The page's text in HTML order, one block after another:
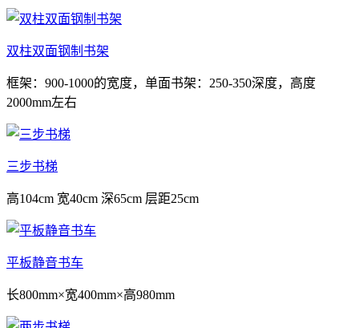
双柱双面钢制书架
框架：900-1000的宽度，单面书架：250-350深度，高度
2000mm左右
三步书梯
高104cm 宽40cm 深65cm 层距25cm
平板静音书车
长800mm×宽400mm×高980mm